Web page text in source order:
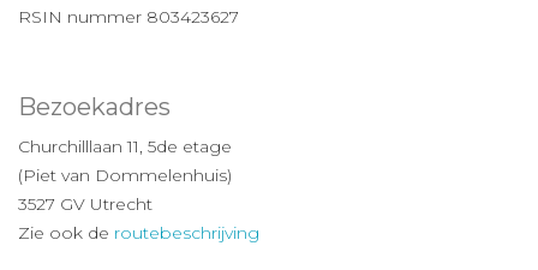
RSIN nummer 803423627
Bezoekadres
Churchilllaan 11, 5de etage
(Piet van Dommelenhuis)
3527 GV Utrecht
Zie ook de routebeschrijving